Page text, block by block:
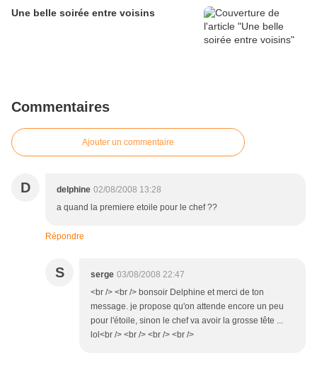
Une belle soirée entre voisins
Commentaires
Ajouter un commentaire
D delphine 02/08/2008 13:28
a quand la premiere etoile pour le chef ??
Répondre
S serge 03/08/2008 22:47
<br /> <br /> bonsoir Delphine et merci de ton
message. je propose qu'on attende encore un peu
pour l'étoile, sinon le chef va avoir la grosse tête ...
lol<br /> <br /> <br /> <br />